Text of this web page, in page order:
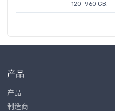
120–960 GB.
产品
产品
制造商